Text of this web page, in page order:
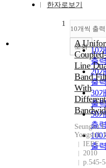
한자로보기
10개씩 출력
10
출
20
출
30
출
50
출
100
출
조회
1
A
Coupled-
Line
Band
With
Different
Seungku
Yongshik
IEEE
2010
p.545-